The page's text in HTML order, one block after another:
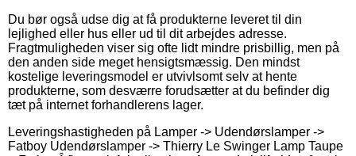
Du bør også udse dig at få produkterne leveret til din
lejlighed eller hus eller ud til dit arbejdes adresse.
Fragtmuligheden viser sig ofte lidt mindre prisbillig, men på
den anden side meget hensigtsmæssig. Den mindst
kostelige leveringsmodel er utvivlsomt selv at hente
produkterne, som desværre forudsætter at du befinder dig
tæt på internet forhandlerens lager.
Leveringshastigheden på Lamper -> Udendørslamper ->
Fatboy Udendørslamper -> Thierry Le Swinger Lamp Taupe